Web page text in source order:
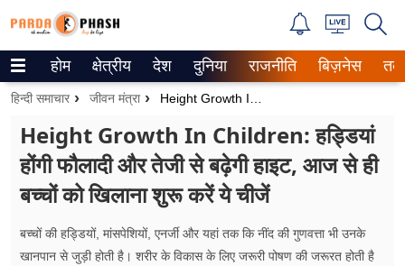
Trending on Google News
वेब स्टोरीज
उत्तर प्रदेश
होम क्षेत्रीय देश दुनिया राजनीति बिज़नेस
हिन्दी समाचार जीवन मंत्रा
Height Growth In Children: हड्डियां
होंगी फौलादी और तेजी से बढ़ेगी हाइट, आज से ही
बच्चों को खिलाना शुरू करें ये चीजें
बच्चों की हड्डियों, मांसपेशियों, एनर्जी और यहां तक कि नींद की गुणवत्ता भी उनके
खानपान से जुड़ी होती है। शरीर के विकास के लिए जरूरी पोषण की जरूरत होती है